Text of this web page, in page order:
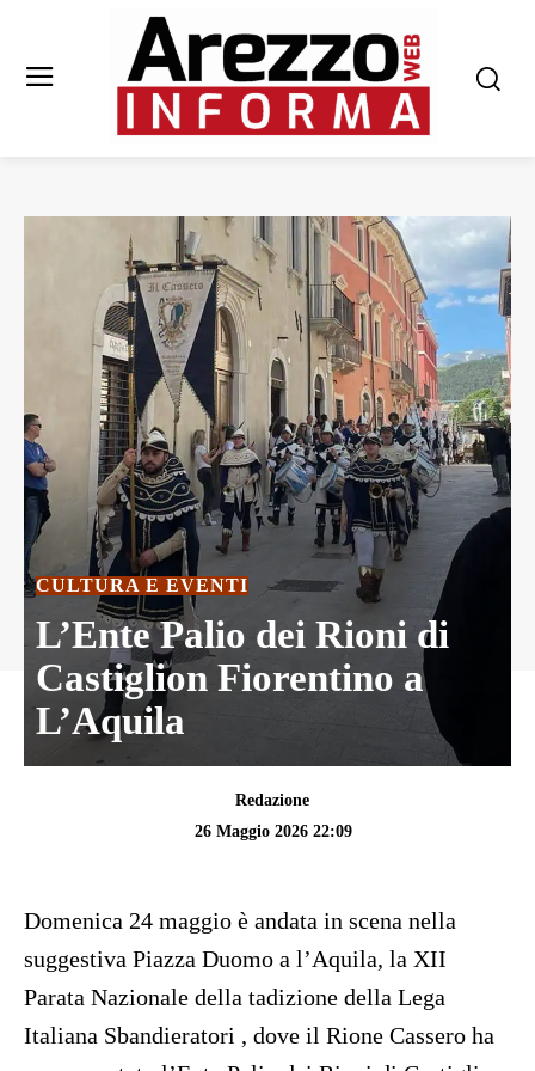
CULTURA E EVENTI
L’Ente Palio dei Rioni di
Castiglion Fiorentino a
L’Aquila
Redazione
26 Maggio 2026 22:09
Domenica 24 maggio è andata in scena nella
suggestiva Piazza Duomo a l’Aquila, la XII
Parata Nazionale della tadizione della Lega
Italiana Sbandieratori , dove il Rione Cassero ha